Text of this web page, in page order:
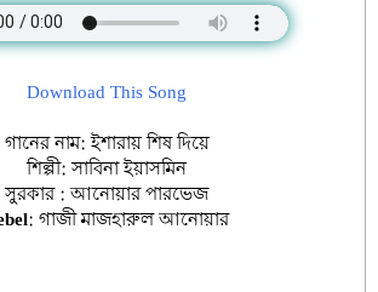
Download This Song
গানের নাম:ইশারায় শিষ দিয়ে
শিল্পী:সাবিনা ইয়াসমিন
সুরকার :আনোয়ার পারভেজ
: গাজী মাজহারুল আনোয়ার